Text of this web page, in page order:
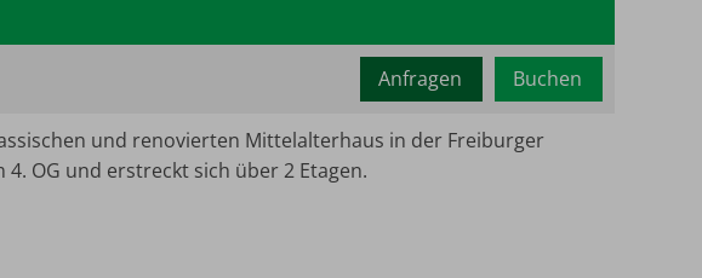
Buchen
Anfragen
und renovierten Mittelalterhaus in der Freiburger
OG und erstreckt sich über 2 Etagen.